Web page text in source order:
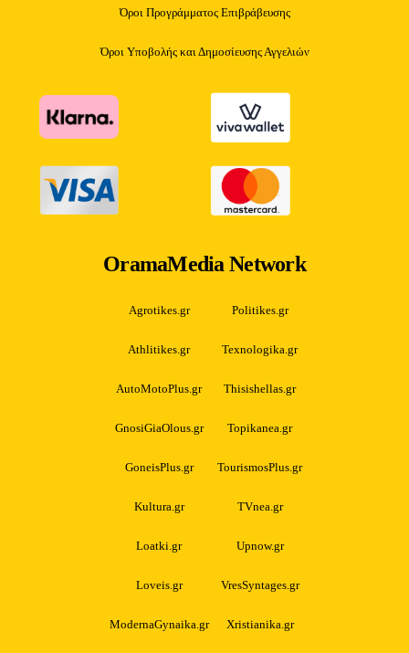
Όροι Προγράμματος Επιβράβευσης
Όροι Υποβολής και Δημοσίευσης Αγγελιών
OramaMedia Network
Agrotikes.gr Politikes.gr
Athlitikes.gr Texnologika.gr
AutoMotoPlus.gr Thisishellas.gr
GnosiGiaOlous.gr Topikanea.gr
GoneisPlus.gr TourismosPlus.gr
Kultura.gr TVnea.gr
Loatki.gr Upnow.gr
Loveis.gr VresSyntages.gr
ModernaGynaika.gr Xristianika.gr